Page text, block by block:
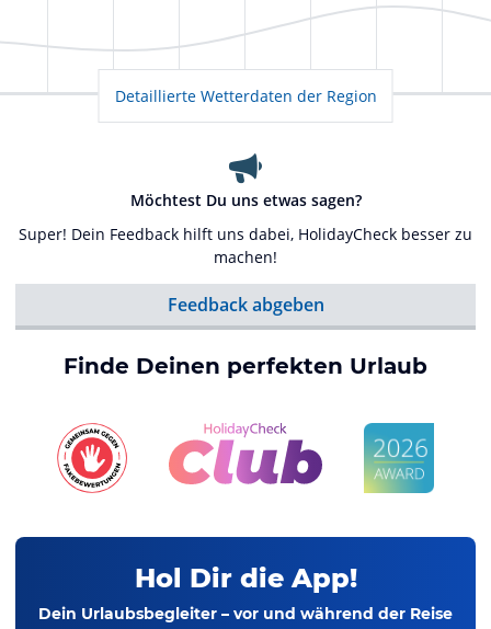
Detaillierte Wetterdaten der Region
Möchtest Du uns etwas sagen?
Super! Dein Feedback hilft uns dabei, HolidayCheck besser zu
machen!
Feedback abgeben
Finde Deinen perfekten Urlaub
Hol Dir die App!
Dein Urlaubsbegleiter – vor und während der Reise